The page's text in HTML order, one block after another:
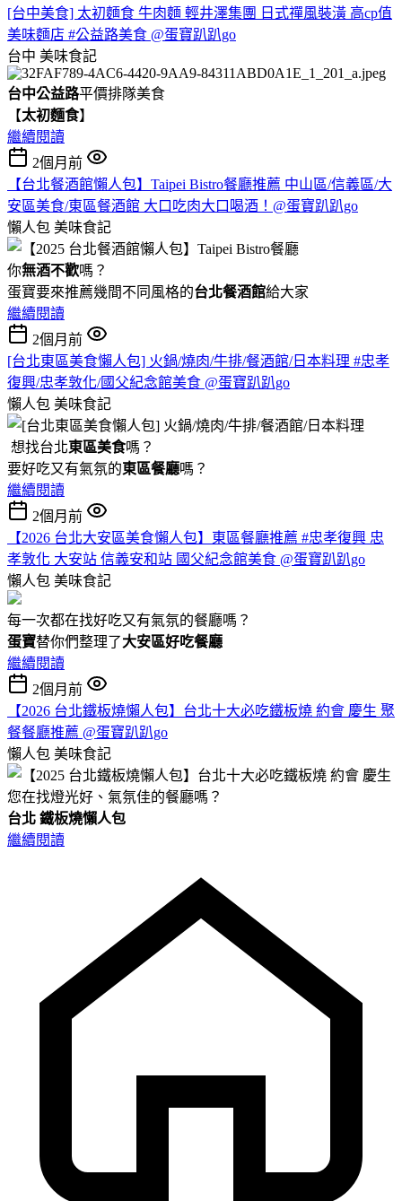
[台中美食] 太初麵食 牛肉麵 輕井澤集團 日式禪風裝潢 高cp值
美味麵店 #公益路美食 @蛋寶趴趴go
台中 美味食記
台中公益路平價排隊美食
【太初麵食】
繼續閱讀
2個月前
【台北餐酒館懶人包】Taipei Bistro餐廳推薦 中山區/信義區/大
安區美食/東區餐酒館 大口吃肉大口喝酒！@蛋寶趴趴go
懶人包 美味食記
你無酒不歡嗎？
蛋寶要來推薦幾間不同風格的台北餐酒館給大家
繼續閱讀
2個月前
[台北東區美食懶人包] 火鍋/燒肉/牛排/餐酒館/日本料理 #忠孝
復興/忠孝敦化/國父紀念館美食 @蛋寶趴趴go
懶人包 美味食記
想找台北東區美食嗎？
要好吃又有氣氛的東區餐廳嗎？
繼續閱讀
2個月前
【2026 台北大安區美食懶人包】東區餐廳推薦 #忠孝復興 忠
孝敦化 大安站 信義安和站 國父紀念館美食 @蛋寶趴趴go
懶人包 美味食記
每一次都在找好吃又有氣氛的餐廳嗎？
蛋寶替你們整理了大安區好吃餐廳
繼續閱讀
2個月前
【2026 台北鐵板燒懶人包】台北十大必吃鐵板燒 約會 慶生 聚
餐餐廳推薦 @蛋寶趴趴go
懶人包 美味食記
您在找燈光好、氣氛佳的餐廳嗎？
台北 鐵板燒懶人包
繼續閱讀